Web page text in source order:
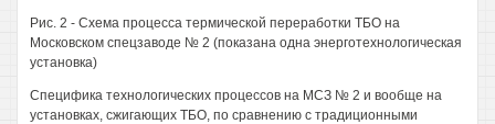
Рис. 2 - Схема процесса термической переработки ТБО на
Московском спецзаводе № 2 (показана одна энерготехнологическая
установка)
Специфика технологических процессов на МСЗ № 2 и вообще на
установках, сжигающих ТБО, по сравнению с традиционными